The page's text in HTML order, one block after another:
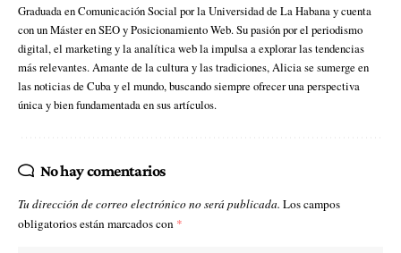
Graduada en Comunicación Social por la Universidad de La Habana y cuenta
con un Máster en SEO y Posicionamiento Web. Su pasión por el periodismo
digital, el marketing y la analítica web la impulsa a explorar las tendencias
más relevantes. Amante de la cultura y las tradiciones, Alicia se sumerge en
las noticias de Cuba y el mundo, buscando siempre ofrecer una perspectiva
única y bien fundamentada en sus artículos.
No hay comentarios
Tu dirección de correo electrónico no será publicada. Los campos
obligatorios están marcados con *